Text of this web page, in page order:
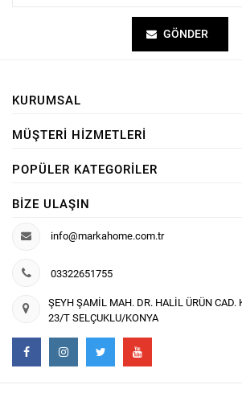
GÖNDER
KURUMSAL
MÜŞTERI HIZMETLERI
POPÜLER KATEGORILER
BIZE ULAŞIN
info@markahome.com.tr
03322651755
ŞEYH ŞAMİL MAH. DR. HALİL ÜRÜN CAD.
23/T SELÇUKLU/KONYA